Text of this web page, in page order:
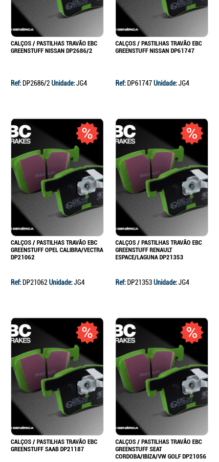
CALÇOS / PASTILHAS TRAVÃO EBC
GREENSTUFF NISSAN DP2686/2
Ref: DP2686/2Unidade:JG4
CALÇOS / PASTILHAS TRAVÃO EBC
GREENSTUFF NISSAN DP61747
Ref: DP61747Unidade:JG4
CALÇOS / PASTILHAS TRAVÃO EBC
GREENSTUFF OPEL CALIBRA/VECTRA
DP21062
Ref: DP21062Unidade:JG4
CALÇOS / PASTILHAS TRAVÃO EBC
GREENSTUFF RENAULT
ESPACE/LAGUNA DP21353
Ref: DP21353Unidade:JG4
CALÇOS / PASTILHAS TRAVÃO EBC
GREENSTUFF SAAB DP21187
CALÇOS / PASTILHAS TRAVÃO EBC
GREENSTUFF SEAT
CORDOBA/IBIZA/VW GOLF DP21056